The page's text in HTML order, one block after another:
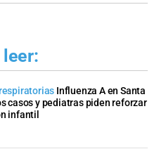
leer:
Influenza A en Santa
casos y pediatras piden reforzar
infantil